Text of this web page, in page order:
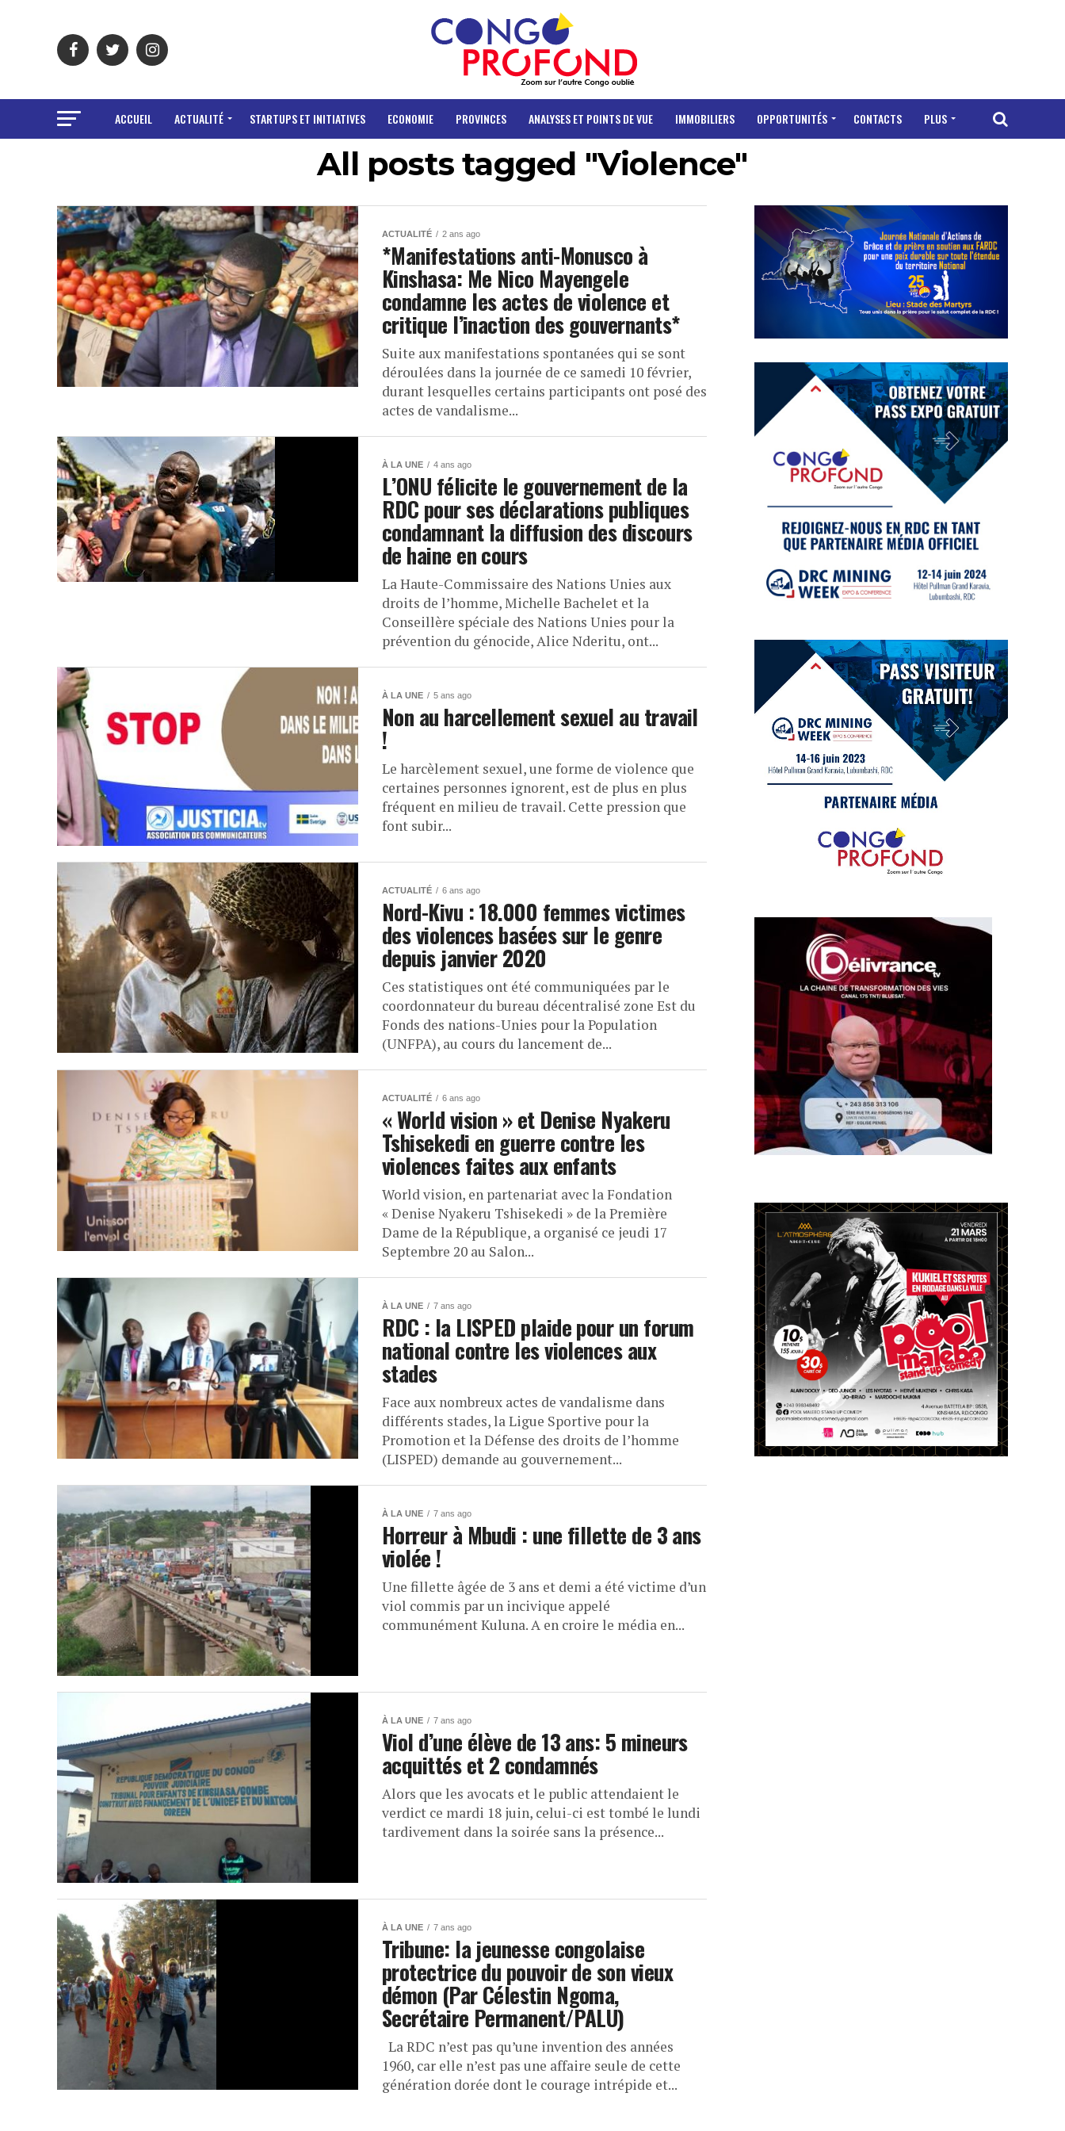
ACCUEIL ACTUALITÉ STARTUPS ET INITIATIVES ECONOMIE PROVINCES ANALYSES ET POINTS DE VUE IMMOBILIERS OPPORTUNITÉS CONTACTS PLUS
All posts tagged "Violence"
ACTUALITÉ 2 ans ago
*Manifestations anti-Monusco à
Kinshasa: Me Nico Mayengele
condamne les actes de violence et
critique l’inaction des gouvernants*
Suite aux manifestations spontanées qui se sont
déroulées dans la journée de ce samedi 10 février,
durant lesquelles certains participants ont posé des
actes de vandalisme...
À LA UNE 4 ans ago
L’ONU félicite le gouvernement de la
RDC pour ses déclarations publiques
condamnant la diffusion des discours
de haine en cours
La Haute-Commissaire des Nations Unies aux
droits de l’homme, Michelle Bachelet et la
Conseillère spéciale des Nations Unies pour la
prévention du génocide, Alice Nderitu, ont...
À LA UNE 5 ans ago
Non au harcellement sexuel au travail
!
Le harcèlement sexuel, une forme de violence que
certaines personnes ignorent, est de plus en plus
fréquent en milieu de travail. Cette pression que
font subir...
ACTUALITÉ 6 ans ago
Nord-Kivu : 18.000 femmes victimes
des violences basées sur le genre
depuis janvier 2020
Ces statistiques ont été communiquées par le
coordonnateur du bureau décentralisé zone Est du
Fonds des nations-Unies pour la Population
(UNFPA), au cours du lancement de...
ACTUALITÉ 6 ans ago
« World vision » et Denise Nyakeru
Tshisekedi en guerre contre les
violences faites aux enfants
World vision, en partenariat avec la Fondation
« Denise Nyakeru Tshisekedi » de la Première
Dame de la République, a organisé ce jeudi 17
Septembre 20 au Salon...
À LA UNE 7 ans ago
RDC : la LISPED plaide pour un forum
national contre les violences aux
stades
Face aux nombreux actes de vandalisme dans
différents stades, la Ligue Sportive pour la
Promotion et la Défense des droits de l’homme
(LISPED) demande au gouvernement...
À LA UNE 7 ans ago
Horreur à Mbudi : une fillette de 3 ans
violée !
Une fillette âgée de 3 ans et demi a été victime d’un
viol commis par un incivique appelé
communément Kuluna. A en croire le média en...
À LA UNE 7 ans ago
Viol d’une élève de 13 ans: 5 mineurs
acquittés et 2 condamnés
Alors que les avocats et le public attendaient le
verdict ce mardi 18 juin, celui-ci est tombé le lundi
tardivement dans la soirée sans la présence...
À LA UNE 7 ans ago
Tribune: la jeunesse congolaise
protectrice du pouvoir de son vieux
démon (Par Célestin Ngoma,
Secrétaire Permanent/PALU)
La RDC n’est pas qu’une invention des années
1960, car elle n’est pas une affaire seule de cette
génération dorée dont le courage intrépide et...